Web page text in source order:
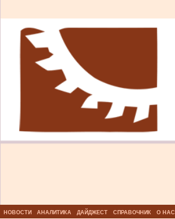
НОВОСТИ АНАЛИТИКА ДАЙДЖЕСТ СПРАВОЧНИК О НАС